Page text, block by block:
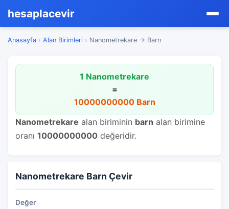
hesaplacevir
Anasayfa › Alan Birimleri › Nanometrekare → Barn
1 Nanometrekare
=
10000000000 Barn
Nanometrekare alan biriminin barn alan birimine
oranı 10000000000 değeridir.
Nanometrekare Barn Çevir
Değer